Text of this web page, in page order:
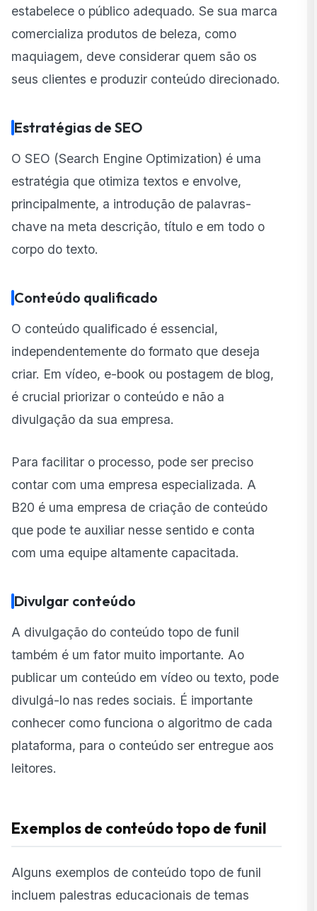
estabelece o público adequado. Se sua marca
comercializa produtos de beleza, como
maquiagem, deve considerar quem são os
seus clientes e produzir conteúdo direcionado.
Estratégias de SEO
O SEO (Search Engine Optimization) é uma
estratégia que otimiza textos e envolve,
principalmente, a introdução de palavras-
chave na meta descrição, título e em todo o
corpo do texto.
Conteúdo qualificado
O conteúdo qualificado é essencial,
independentemente do formato que deseja
criar. Em vídeo, e-book ou postagem de blog,
é crucial priorizar o conteúdo e não a
divulgação da sua empresa.
Para facilitar o processo, pode ser preciso
contar com uma empresa especializada. A
B20 é uma empresa de criação de conteúdo
que pode te auxiliar nesse sentido e conta
com uma equipe altamente capacitada.
Divulgar conteúdo
A divulgação do conteúdo topo de funil
também é um fator muito importante. Ao
publicar um conteúdo em vídeo ou texto, pode
divulgá-lo nas redes sociais. É importante
conhecer como funciona o algoritmo de cada
plataforma, para o conteúdo ser entregue aos
leitores.
Exemplos de conteúdo topo de funil
Alguns exemplos de conteúdo topo de funil
incluem palestras educacionais de temas